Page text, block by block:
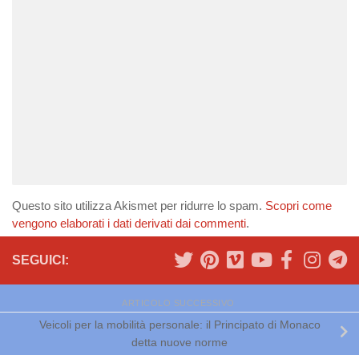
Questo sito utilizza Akismet per ridurre lo spam. Scopri come
vengono elaborati i dati derivati dai commenti.
SEGUICI:
ARTICOLO SUCCESSIVO
Veicoli per la mobilità personale: il Principato di Monaco
detta nuove norme